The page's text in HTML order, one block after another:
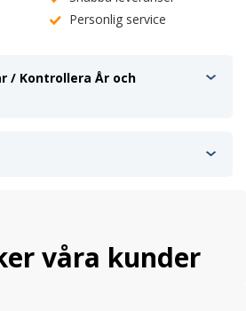
Personlig service
/ Kontrollera År och
våra kunder